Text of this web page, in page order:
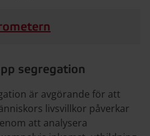
segregation
är avgörande för att
livsvillkor påverkar
att analysera